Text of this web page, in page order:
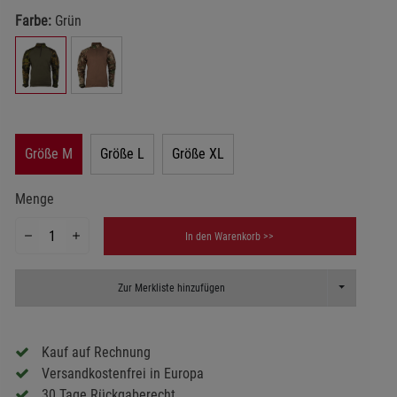
Farbe:Grün
Größe M Größe L Größe XL
Menge
In den Warenkorb >>
Zur Merkliste hinzufügen Toggle
Kauf auf Rechnung
Versandkostenfrei in Europa